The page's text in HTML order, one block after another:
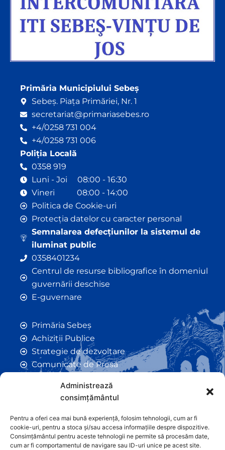
Administrează
consimțământul
Pentru a oferi cea mai bună experiență, folosim tehnologii, cum ar fi
cookie-uri, pentru a stoca și/sau accesa informațiile despre dispozitive.
Consimțământul pentru aceste tehnologii ne permite să procesăm date,
cum ar fi comportamentul de navigare sau ID-uri unice pe acest site.
Primăria Municipiului Sebeș
Sebeș. Piața Primăriei, Nr. 1
secretariat@primariasebes.ro
+4/0258 731 004
+4/0258 731 006
Poliția Locală
0358 919
Luni - Joi 08:00 - 16:30
Vineri 08:00 - 14:00
Politica de Cookie-uri
Protecția datelor cu caracter personal
Semnalarea defecțiunilor la sistemul de
iluminat public
0358401234
Centrul de resurse bibliografice în domeniul
guvernării deschise
E-guvernare
Primăria Sebeș
Achiziții Publice
Strategie de dezvoltare
Comunicate de Presă
Anunțuri
Hotarâri de Consiliu
Certificate de Urbanism
Autorizații de Construcții
Orașe Înfrățite